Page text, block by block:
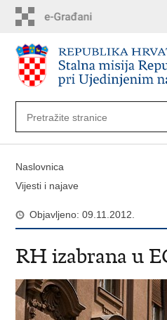
sadržaj
Naslovnica
Vijesti i najave
Objavljeno: 09.11.2012.
RH izabrana u